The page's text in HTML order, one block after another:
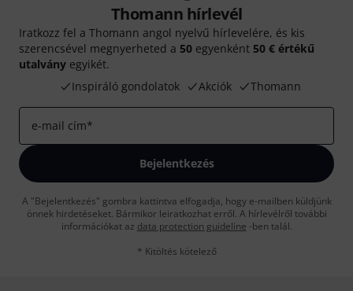
Thomann hírlevél
Iratkozz fel a Thomann angol nyelvű hírlevelére, és kis
szerencsével megnyerheted a 50 egyenként 50 € értékű
utalvány egyikét.
Inspiráló gondolatok
Akciók Thomann
e-mail cím*
Bejelentkezés
A "Bejelentkezés" gombra kattintva elfogadja, hogy e-mailben küldjünk
önnek hirdetéseket. Bármikor leiratkozhat erről. A hírlevélről további
információkat az data protection guideline -ben talál.
* Kitöltés kötelező